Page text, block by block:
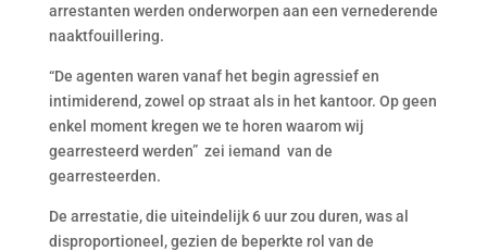
arrestanten werden onderworpen aan een vernederende
naaktfouillering.
“De agenten waren vanaf het begin agressief en
intimiderend, zowel op straat als in het kantoor. Op geen
enkel moment kregen we te horen waarom wij
gearresteerd werden” zei iemand van de
gearresteerden.
De arrestatie, die uiteindelijk 6 uur zou duren, was al
disproportioneel, gezien de beperkte rol van de